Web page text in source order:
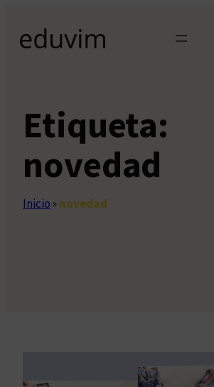
contenido
Etiqueta:
novedad
Inicio»novedad